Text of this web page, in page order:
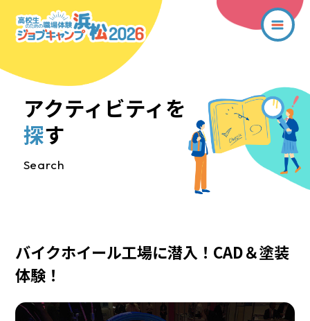
アクティビティを
探す
Search
バイクホイール工場に潜入！CAD＆塗装
体験！